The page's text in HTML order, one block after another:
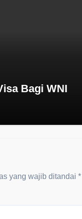
Bagi WNI
yang wajib ditandai *